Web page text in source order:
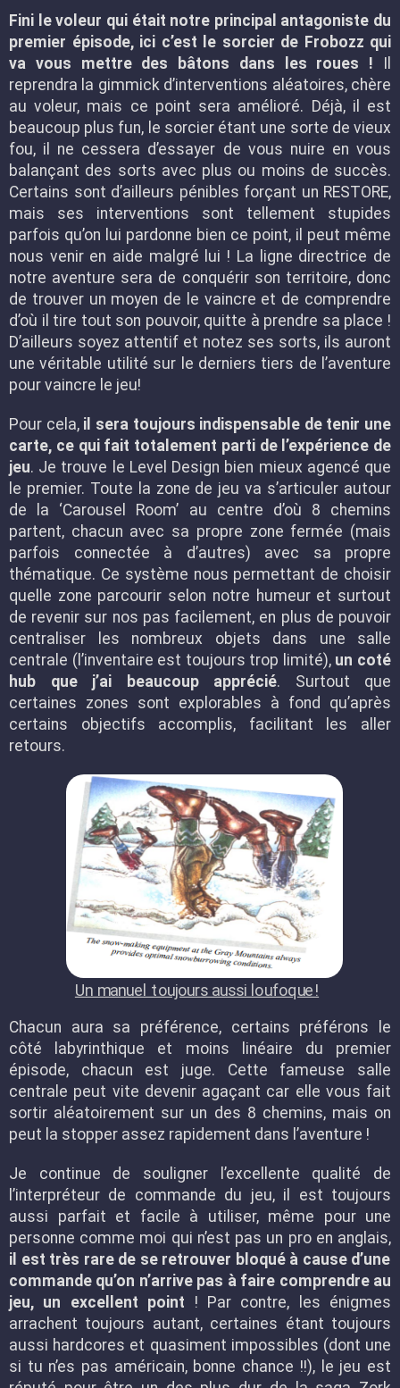
Fini le voleur qui était notre principal antagoniste du
premier épisode, ici c’est le sorcier de Frobozz qui
va vous mettre des bâtons dans les roues !
reprendra la gimmick d’interventions aléatoires, chère
au voleur, mais ce point sera amélioré. Déjà, il est
beaucoup plus fun, le sorcier étant une sorte de vieux
fou, il ne cessera d’essayer de vous nuire en vous
balançant des sorts avec plus ou moins de succès.
Certains sont d’ailleurs pénibles forçant un RESTORE,
mais ses interventions sont tellement stupides
parfois qu’on lui pardonne bien ce point, il peut même
nous venir en aide malgré lui ! La ligne directrice de
notre aventure sera de conquérir son territoire, donc
de trouver un moyen de le vaincre et de comprendre
d’où il tire tout son pouvoir, quitte à prendre sa place !
D’ailleurs soyez attentif et notez ses sorts, ils auront
une véritable utilité sur le derniers tiers de l’aventure
pour vaincre le jeu!
Pour cela,il sera toujours indispensable de tenir une
carte, ce qui fait totalement parti de l’expérience de
jeu. Je trouve le Level Design bien mieux agencé que
le premier. Toute la zone de jeu va s’articuler autour
de la ‘Carousel Room’ au centre d’où 8 chemins
partent, chacun avec sa propre zone fermée (mais
parfois connectée à d’autres) avec sa propre
thématique. Ce système nous permettant de choisir
quelle zone parcourir selon notre humeur et surtout
de revenir sur nos pas facilement, en plus de pouvoir
centraliser les nombreux objets dans une salle
centrale (l’inventaire est toujours trop limité), un coté
hub que j’ai beaucoup apprécié. Surtout que
certaines zones sont explorables à fond qu’après
certains objectifs accomplis, facilitant les aller
retours.
Un manuel toujours aussi loufoque!
Chacun aura sa préférence, certains préférons le
côté labyrinthique et moins linéaire du premier
épisode, chacun est juge. Cette fameuse salle
centrale peut vite devenir agaçant car elle vous fait
sortir aléatoirement sur un des 8 chemins, mais on
peut la stopper assez rapidement dans l’aventure !
Je continue de souligner l’excellente qualité de
l’interpréteur de commande du jeu, il est toujours
aussi parfait et facile à utiliser, même pour une
personne comme moi qui n’est pas un pro en anglais,
il est très rare de se retrouver bloqué à cause d’une
commande qu’on n’arrive pas à faire comprendre au
jeu, un excellent point ! Par contre, les énigmes
arrachent toujours autant, certaines étant toujours
aussi hardcores et quasiment impossibles (dont une
si tu n’es pas américain, bonne chance !!), le jeu est